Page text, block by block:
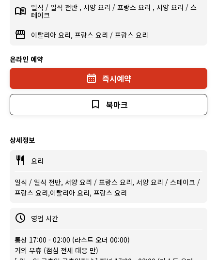
일식 / 일식 전반 , 서양 요리 / 프랑스 요리 , 서양 요리 / 스
테이크
이탈리아 요리, 프랑스 요리 / 프랑스 요리
온라인 예약
즉시예약
북마크
상세정보
요리
일식 / 일식 전반, 서양 요리 / 프랑스 요리, 서양 요리 / 스테이크 /
프랑스 요리,이탈리아 요리, 프랑스 요리
영업 시간
통상 17:00 - 02:00 (라스트 오더 00:00)
거의 무휴 (점심 전세 대응 만)